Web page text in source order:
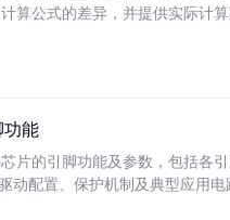
计算公式的差异，并提供实际计
功能
片的引脚功能及参数，包括各
动配置、保护机制及典型应用